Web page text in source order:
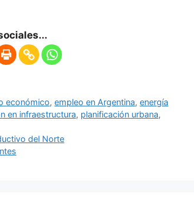
económico,empleo en Argentina,energía
en infraestructura, planificación urbana,
del Norte